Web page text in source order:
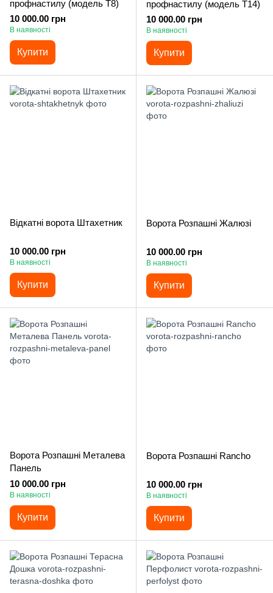
профнастилу (модель Т8)
10 000.00 грн
В наявності
Купити
профнастилу (модель Т14)
10 000.00 грн
В наявності
Купити
Відкатні ворота Штахетник
10 000.00 грн
В наявності
Купити
Ворота Розпашні Жалюзі
10 000.00 грн
В наявності
Купити
Ворота Розпашні Металева
Панель
10 000.00 грн
В наявності
Купити
Ворота Розпашні Rancho
10 000.00 грн
В наявності
Купити